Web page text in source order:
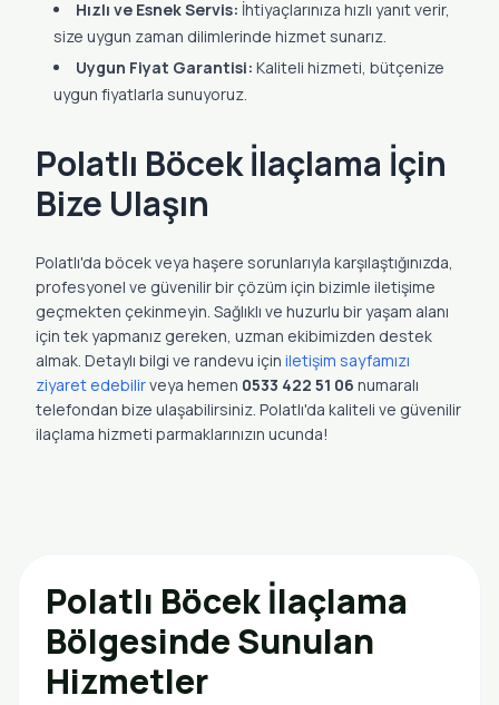
Hızlı ve Esnek Servis: İhtiyaçlarınıza hızlı yanıt verir,
size uygun zaman dilimlerinde hizmet sunarız.
Uygun Fiyat Garantisi: Kaliteli hizmeti, bütçenize
uygun fiyatlarla sunuyoruz.
Polatlı Böcek İlaçlama İçin
Bize Ulaşın
Polatlı'da böcek veya haşere sorunlarıyla karşılaştığınızda,
profesyonel ve güvenilir bir çözüm için bizimle iletişime
geçmekten çekinmeyin. Sağlıklı ve huzurlu bir yaşam alanı
için tek yapmanız gereken, uzman ekibimizden destek
almak. Detaylı bilgi ve randevu için iletişim sayfamızı
ziyaret edebilirveya hemen 0533 422 51 06 numaralı
telefondan bize ulaşabilirsiniz. Polatlı'da kaliteli ve güvenilir
ilaçlama hizmeti parmaklarınızın ucunda!
Polatlı Böcek İlaçlama
Bölgesinde Sunulan
Hizmetler